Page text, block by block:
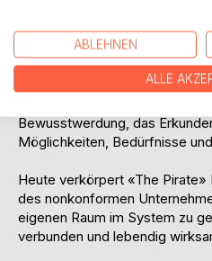
Methodische Begleitung
Arbeitspräferenzen, der
LEGO Serious Play sowie
Denken, Fühlen und Handeln
Bewusstwerdung, das
Möglichkeiten, Bedürfnisse
Heute verkörpert «The Pirate»
des nonkonformen
eigenen Raum im System zu
verbunden und lebendig
ABLEHNEN
ALLE